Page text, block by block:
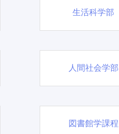
生活科学部
人間社会学部
図書館学課程